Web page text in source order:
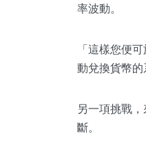
率波動。
「這樣您便
動兌換貨幣的
另一項挑戰
斷。